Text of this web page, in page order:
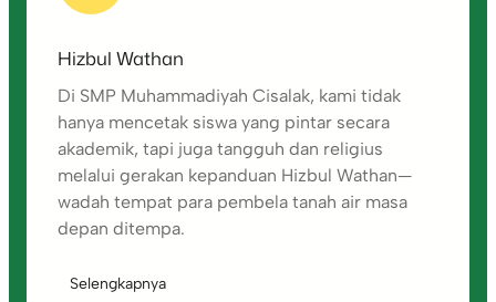
Hizbul Wathan
Di SMP Muhammadiyah Cisalak, kami tidak
hanya mencetak siswa yang pintar secara
akademik, tapi juga tangguh dan religius
melalui gerakan kepanduan Hizbul Wathan—
wadah tempat para pembela tanah air masa
depan ditempa.
Selengkapnya